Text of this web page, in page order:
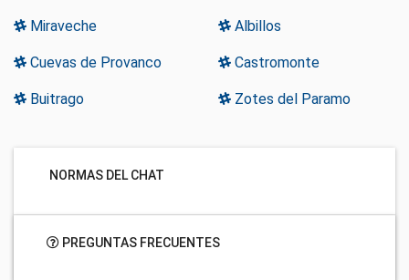
Miraveche Albillos
Cuevas de Provanco Castromonte
Buitrago Zotes del Paramo
NORMAS DEL CHAT
PREGUNTAS FRECUENTES